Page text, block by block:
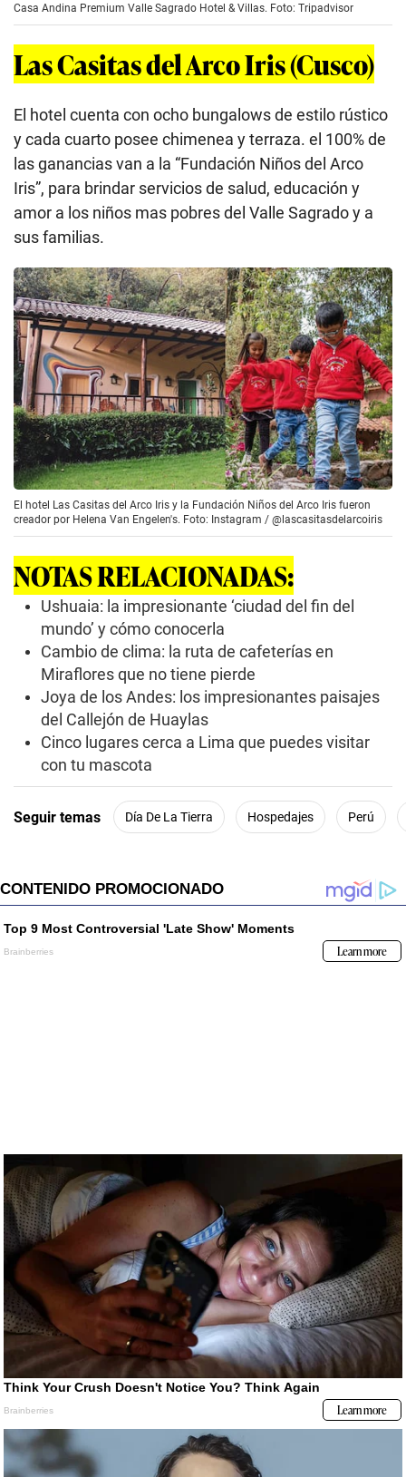
Casa Andina Premium Valle Sagrado Hotel & Villas. Foto: Tripadvisor
Las Casitas del Arco Iris (Cusco)
El hotel cuenta con ocho bungalows de estilo rústico
y cada cuarto posee chimenea y terraza. el 100% de
las ganancias van a la “Fundación Niños del Arco
Iris”, para brindar servicios de salud, educación y
amor a los niños mas pobres del Valle Sagrado y a
sus familias.
El hotel Las Casitas del Arco Iris y la Fundación Niños del Arco Iris fueron
creador por Helena Van Engelen's. Foto: Instagram / @lascasitasdelarcoiris
NOTAS RELACIONADAS:
Ushuaia: la impresionante ‘ciudad del fin del
mundo’ y cómo conocerla
Cambio de clima: la ruta de cafeterías en
Miraflores que no tiene pierde
Joya de los Andes: los impresionantes paisajes
del Callejón de Huaylas
Cinco lugares cerca a Lima que puedes visitar
con tu mascota
Seguir temas Día De La Tierra Hospedajes Perú